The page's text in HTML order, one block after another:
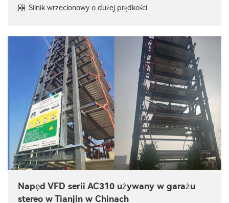
Silnik wrzecionowy o dużej prędkości
Napęd VFD serii AC310 używany w garażu
stereo w Tianjin w Chinach